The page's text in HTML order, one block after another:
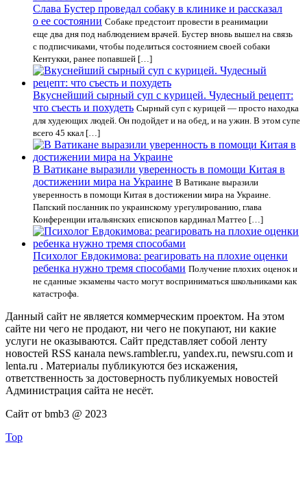
Слава Бустер проведал собаку в клинике и рассказал
о ее состоянии Собаке предстоит провести в реанимации
еще два дня под наблюдением врачей. Бустер вновь вышел на связь
с подписчиками, чтобы поделиться состоянием своей собаки
Кентукки, ранее попавшей […]
Вкуснейший сырный суп с курицей. Чудесный рецепт:
что съесть и похудеть Сырный суп с курицей — просто находка
для худеющих людей. Он подойдет и на обед, и на ужин. В этом супе
всего 45 ккал […]
В Ватикане выразили уверенность в помощи Китая в
достижении мира на Украине В Ватикане выразили
уверенность в помощи Китая в достижении мира на Украине.
Папский посланник по украинскому урегулированию, глава
Конференции итальянских епископов кардинал Маттео […]
Психолог Евдокимова: реагировать на плохие оценки
ребенка нужно тремя способами Получение плохих оценок и
не сданные экзамены часто могут восприниматься школьниками как
катастрофа.
Данный сайт не является коммерческим проектом. На этом
сайте ни чего не продают, ни чего не покупают, ни какие
услуги не оказываются. Сайт представляет собой ленту
новостей RSS канала news.rambler.ru, yandex.ru, newsru.com и
lenta.ru . Материалы публикуются без искажения,
ответственность за достоверность публикуемых новостей
Администрация сайта не несёт.
Сайт от bmb3 @ 2023
Top